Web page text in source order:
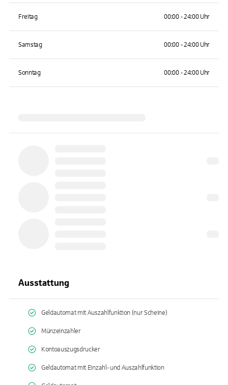
Freitag 00:00 - 24:00 Uhr
Samstag 00:00 - 24:00 Uhr
Sonntag 00:00 - 24:00 Uhr
Ausstattung
Geldautomat mit Auszahlfunktion (nur Scheine)
Münzeinzahler
Kontoauszugsdrucker
Geldautomat mit Einzahl- und Auszahlfunktion